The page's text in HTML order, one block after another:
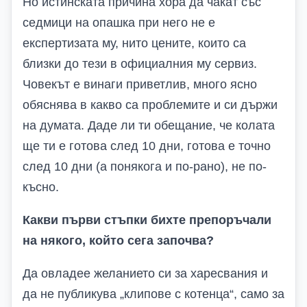
седмици на опашка при него не е
експертизата му, нито цените, които са
близки до тези в официалния му сервиз.
Човекът е винаги приветлив, много ясно
обяснява в какво са проблемите и си държи
на думата. Даде ли ти обещание, че колата
ще ти е готова след 10 дни, готова е точно
след 10 дни (а понякога и по-рано), не по-
късно.
Какви първи стъпки бихте препоръчали
на някого, който сега започва?
Да овладее желанието си за харесвания и
да не публикува „клипове с котенца“, само за